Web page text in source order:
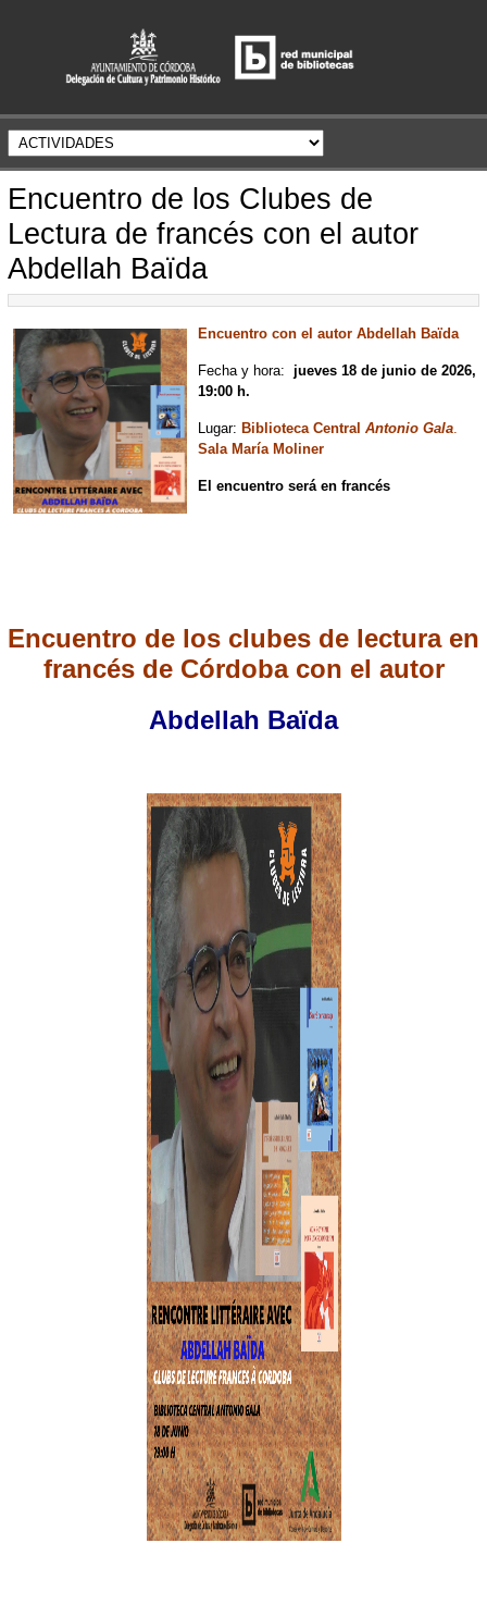
Encuentro de los Clubes de
Lectura de francés con el autor
Abdellah Baïda
Encuentro con el autor Abdellah Baïda
Fecha y hora:
jueves 18 de junio de 2026,
19:00 h.
Lugar: Biblioteca Central Antonio Gala.
Sala María Moliner
El encuentro será en francés
Encuentro de los clubes de lectura en
francés de Córdoba con el autor
Abdellah Baïda